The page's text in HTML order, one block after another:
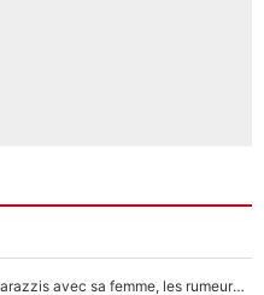
F1 : Charles Leclerc surpris par les paparazzis avec sa femme, les rumeurs étaient vraies !